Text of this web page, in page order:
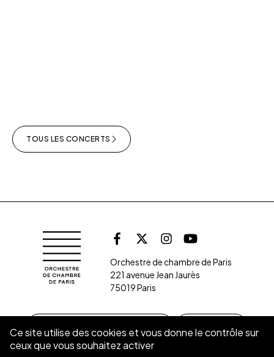
TOUS LES CONCERTS
Orchestre de chambre de Paris
Retrouvez
FacebookX (Twitter)
InstagramYoutube
Orchestre de chambre de Paris
221 avenue Jean Jaurès
75019 Paris
Ce site utilise des cookies et vous donne le contrôle sur
ceux que vous souhaitez activer